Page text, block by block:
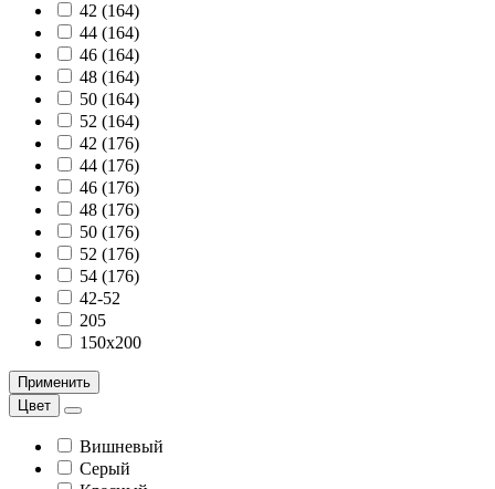
42 (164)
44 (164)
46 (164)
48 (164)
50 (164)
52 (164)
42 (176)
44 (176)
46 (176)
48 (176)
50 (176)
52 (176)
54 (176)
42-52
205
150х200
Применить
Цвет
Вишневый
Серый